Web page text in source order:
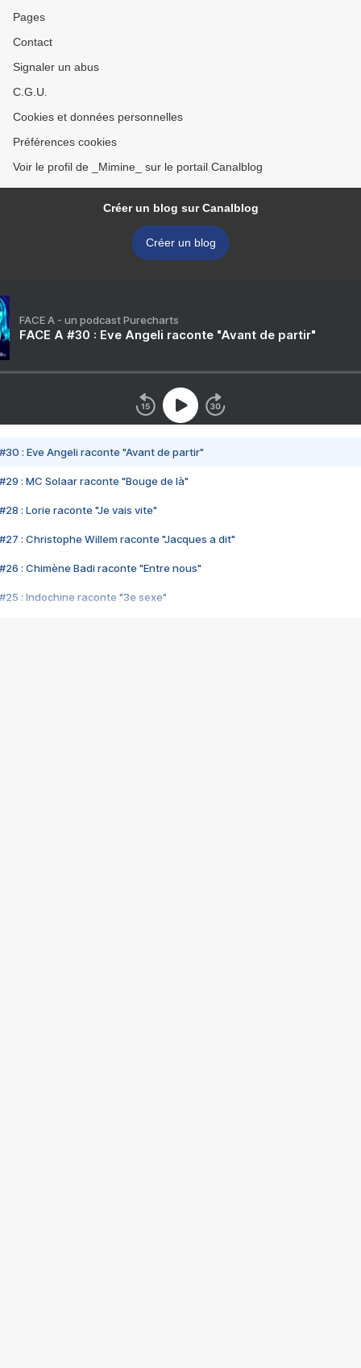
Pages
Contact
Signaler un abus
C.G.U.
Cookies et données personnelles
Préférences cookies
Voir le profil de _Mimine_ sur le portail Canalblog
Créer un blog sur Canalblog
Créer un blog
FACE A - un podcast Purecharts
FACE A #30 : Eve Angeli raconte "Avant de partir"
#30 : Eve Angeli raconte "Avant de partir"
#29 : MC Solaar raconte "Bouge de là"
#28 : Lorie raconte "Je vais vite"
#27 : Christophe Willem raconte "Jacques a dit"
#26 : Chimène Badi raconte "Entre nous"
#25 : Indochine raconte "3e sexe"